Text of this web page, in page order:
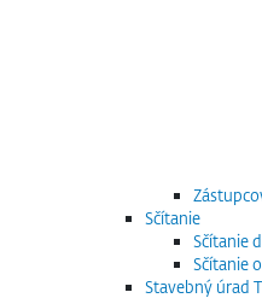
Sčítanie
Sčítanie
Sčítanie
Stavebný úrad